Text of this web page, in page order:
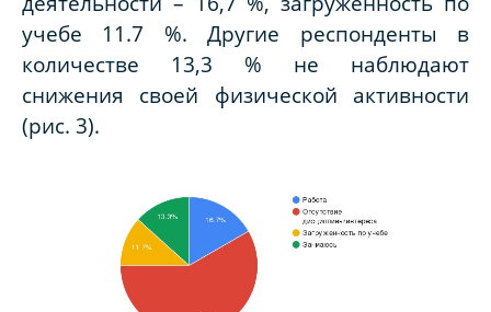
учебе 11.7 %. Другие респонденты в
количестве 13,3 % не наблюдают
снижения своей физической активности
(рис. 3).